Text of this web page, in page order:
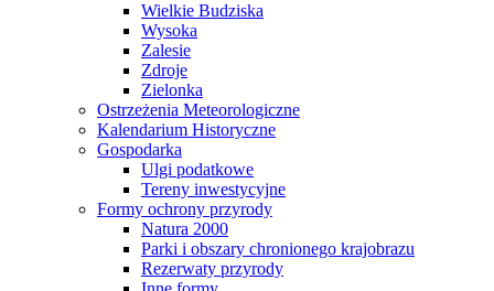
Wielkie Budziska
Wysoka
Zalesie
Zdroje
Zielonka
Ostrzeżenia Meteorologiczne
Kalendarium Historyczne
Gospodarka
Ulgi podatkowe
Tereny inwestycyjne
Formy ochrony przyrody
Natura 2000
Parki i obszary chronionego krajobrazu
Rezerwaty przyrody